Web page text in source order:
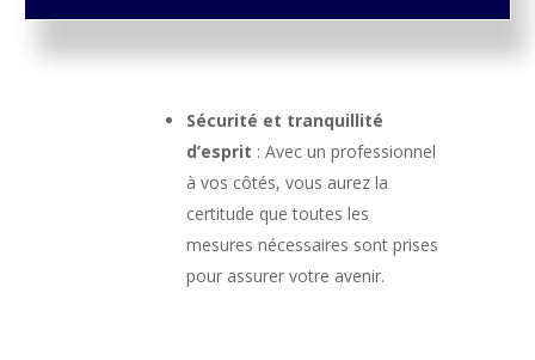
l’impact fiscal.
Sécurité et tranquillité
d’esprit : Avec un professionnel
à vos côtés, vous aurez la
certitude que toutes les
mesures nécessaires sont prises
pour assurer votre avenir.